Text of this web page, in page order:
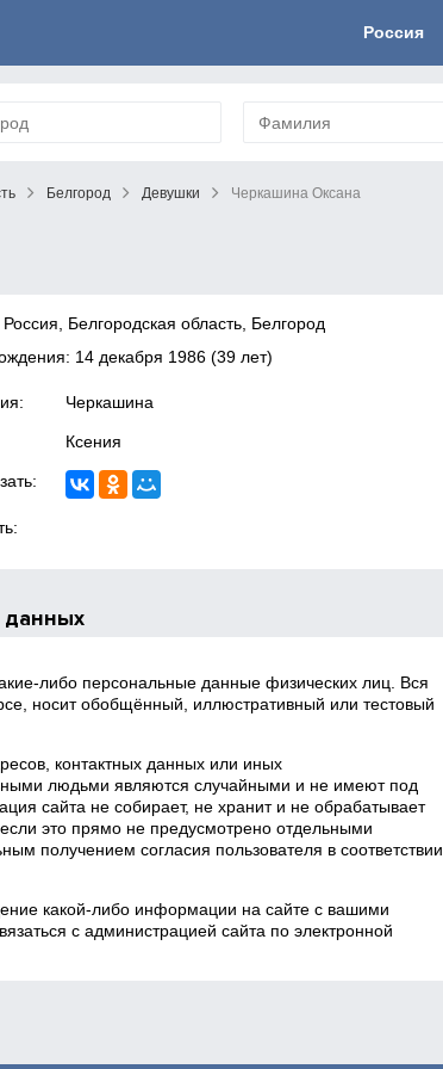
Россия
Белгород Девушки Черкашина Оксана
Белгородская область, Белгород
14 декабря 1986 (39 лет)
Черкашина
Ксения
данных
персональные данные физических лиц. Вся
носит обобщённый, иллюстративный или тестовый
контактных данных или иных
людьми являются случайными и не имеют под
сайта не собирает, не хранит и не обрабатывает
это прямо не предусмотрено отдельными
получением согласия пользователя в соответствии
какой‑либо информации на сайте с вашими
с администрацией сайта по электронной